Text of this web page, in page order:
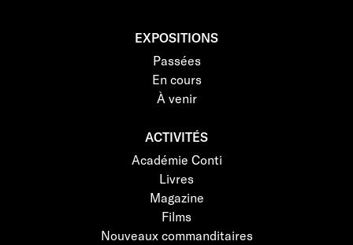
EXPOSITIONS
Passées
En cours
À venir
ACTIVITÉS
Académie Conti
Livres
Magazine
Films
Nouveaux commanditaires